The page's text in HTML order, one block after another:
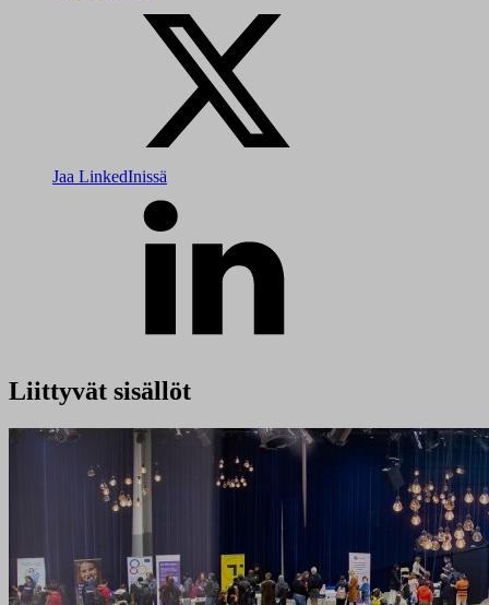
Jaa LinkedInissä
Liittyvät sisällöt